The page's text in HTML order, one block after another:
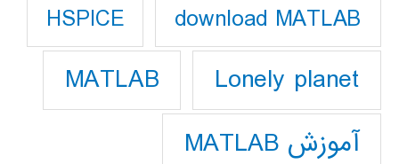
download MATLAB
HSPICE
Lonely planet
MATLAB
آموزش MATLAB